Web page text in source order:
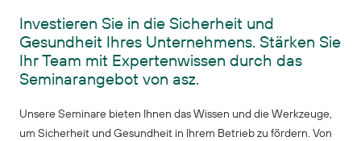
Investieren Sie in die Sicherheit und
Gesundheit Ihres Unternehmens. Stärken Sie
Ihr Team mit Expertenwissen durch das
Seminarangebot von asz.
Unsere Seminare bieten Ihnen das Wissen und die Werkzeuge,
um Sicherheit und Gesundheit in Ihrem Betrieb zu fördern. Von